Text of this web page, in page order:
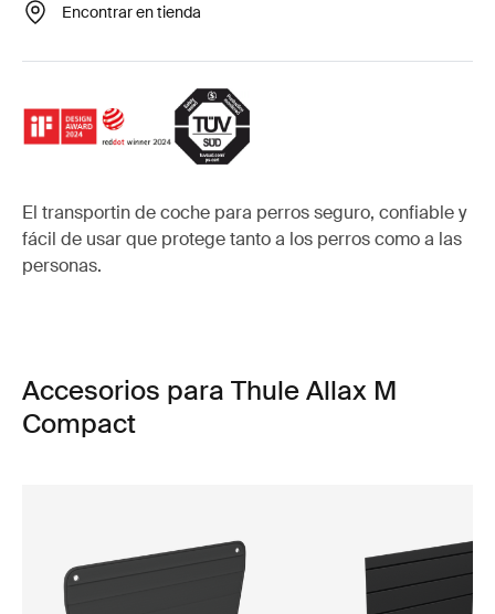
Encontrar en tienda
El transportin de coche para perros seguro, confiable y
fácil de usar que protege tanto a los perros como a las
personas.
Accesorios para Thule Allax M
Compact